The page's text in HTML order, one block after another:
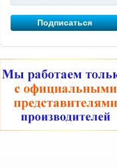
Подписаться